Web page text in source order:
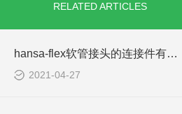
RELATED ARTICLES
hansa-flex软管接头的连接件有以下四种形式
2021-04-27